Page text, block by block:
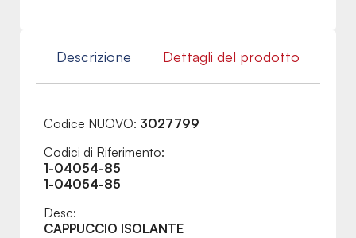
Descrizione Dettagli del prodotto
Codice NUOVO: 3027799
Codici di Riferimento:
1-04054-85
1-04054-85
Desc:
CAPPUCCIO ISOLANTE